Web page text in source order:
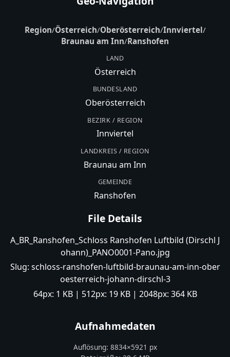
Region/Österreich/Oberösterreich/Innviertel/
Braunau am Inn/Ranshofen
LAND
Österreich
BUNDESLAND
Oberösterreich
BEZIRK / REGION
Innviertel
LANDKREIS / REGION
Braunau am Inn
GEMEINDE
Ranshofen
File Details
A_BR_Ranshofen_Schloss Ranshofen Luftbild (Dirschl J
ohann)_PANO0001-Pano.jpg
Slug: schloss-ranshofen-luftbild-braunau-am-inn-ober
oesterreich-johann-dirschl-3
64px: 1 KB| 512px: 19 KB| 2048px: 364 KB
Aufnahmedaten
Auflösung: 8834×5921 px